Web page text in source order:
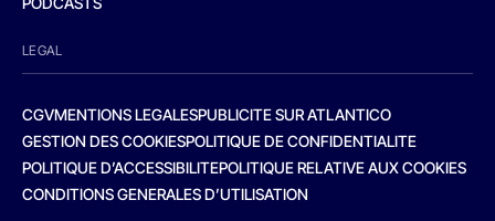
LEGAL
CGVMENTIONS LEGALESPUBLICITE SUR ATLANTICO
GESTION DES COOKIESPOLITIQUE DE CONFIDENTIALITE
POLITIQUE D’ACCESSIBILITEPOLITIQUE RELATIVE AUX COOKIES
CONDITIONS GENERALES D’UTILISATION